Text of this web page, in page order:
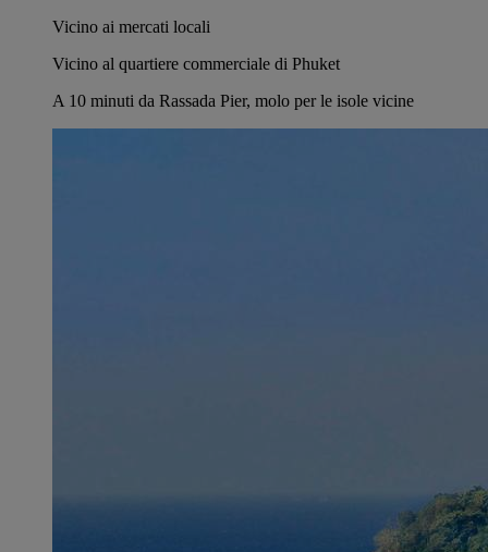
Vicino ai mercati locali
Vicino al quartiere commerciale di Phuket
A 10 minuti da Rassada Pier, molo per le isole vicine